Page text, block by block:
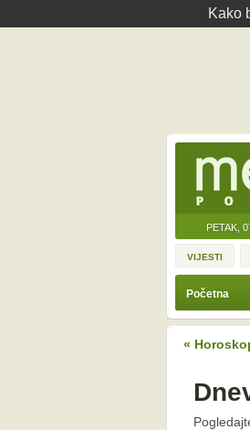
Kako
PETAK,
VIJESTI
Početna
«